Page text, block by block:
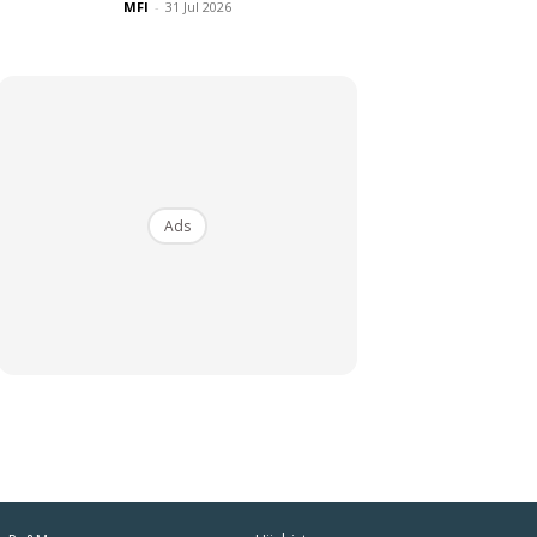
MFI - 31 Jul 2026
Ads